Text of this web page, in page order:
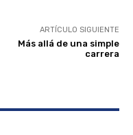
ARTÍCULO SIGUIENTE
Más allá de una simple
carrera